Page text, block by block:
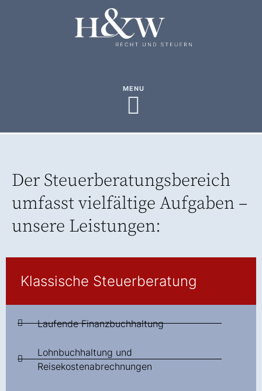
MENU
Der Steuerberatungsbereich
umfasst vielfältige Aufgaben –
unsere Leistungen:
Klassische Steuerberatung
Laufende Finanzbuchhaltung
Lohnbuchhaltung und
Reisekostenabrechnungen